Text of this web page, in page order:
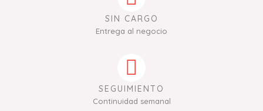
SIN CARGO
Entrega al negocio
SEGUIMIENTO
Continuidad semanal